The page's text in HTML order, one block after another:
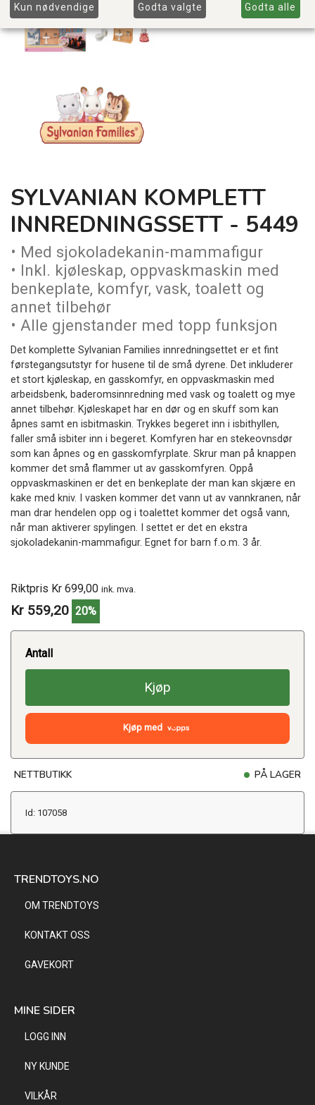
SYLVANIAN KOMPLETT
INNREDNINGSSETT - 5449
• Med sjokoladekanin-mammafigur
• Inkl. kjøleskap, oppvaskmaskin med
benkeplate, komfyr, vask, toalett og
annet tilbehør
• Alle gjenstander med topp funksjon
Det komplette Sylvanian Families innredningsettet er et fint
førstegangsutstyr for husene til de små dyrene. Det inkluderer
et stort kjøleskap, en gasskomfyr, en oppvaskmaskin med
arbeidsbenk, baderomsinnredning med vask og toalett og mye
annet tilbehør. Kjøleskapet har en dør og en skuff som kan
åpnes samt en isbitmaskin. Trykkes begeret inn i isbithyllen,
faller små isbiter inn i begeret. Komfyren har en stekeovnsdør
som kan åpnes og en gasskomfyrplate. Skrur man på knappen
kommer det små flammer ut av gasskomfyren. Oppå
oppvaskmaskinen er det en benkeplate der man kan skjære en
kake med kniv. I vasken kommer det vann ut av vannkranen, når
man drar hendelen opp og i toalettet kommer det også vann,
når man aktiverer spylingen. I settet er det en ekstra
sjokoladekanin-mammafigur. Egnet for barn f.o.m. 3 år.
Riktpris Kr 699,00 ink. mva.
Kr 559,20 20%
Antall
Kjøp
Kjøp med
NETTBUTIKK PÅ LAGER
Id: 107058
TRENDTOYS.NO
OM TRENDTOYS
KONTAKT OSS
GAVEKORT
MINE SIDER
LOGG INN
NY KUNDE
VILKÅR
Kun nødvendige Godta valgte Godta alle